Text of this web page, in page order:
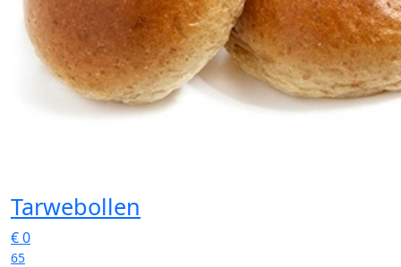
Tarwebollen
€0
65